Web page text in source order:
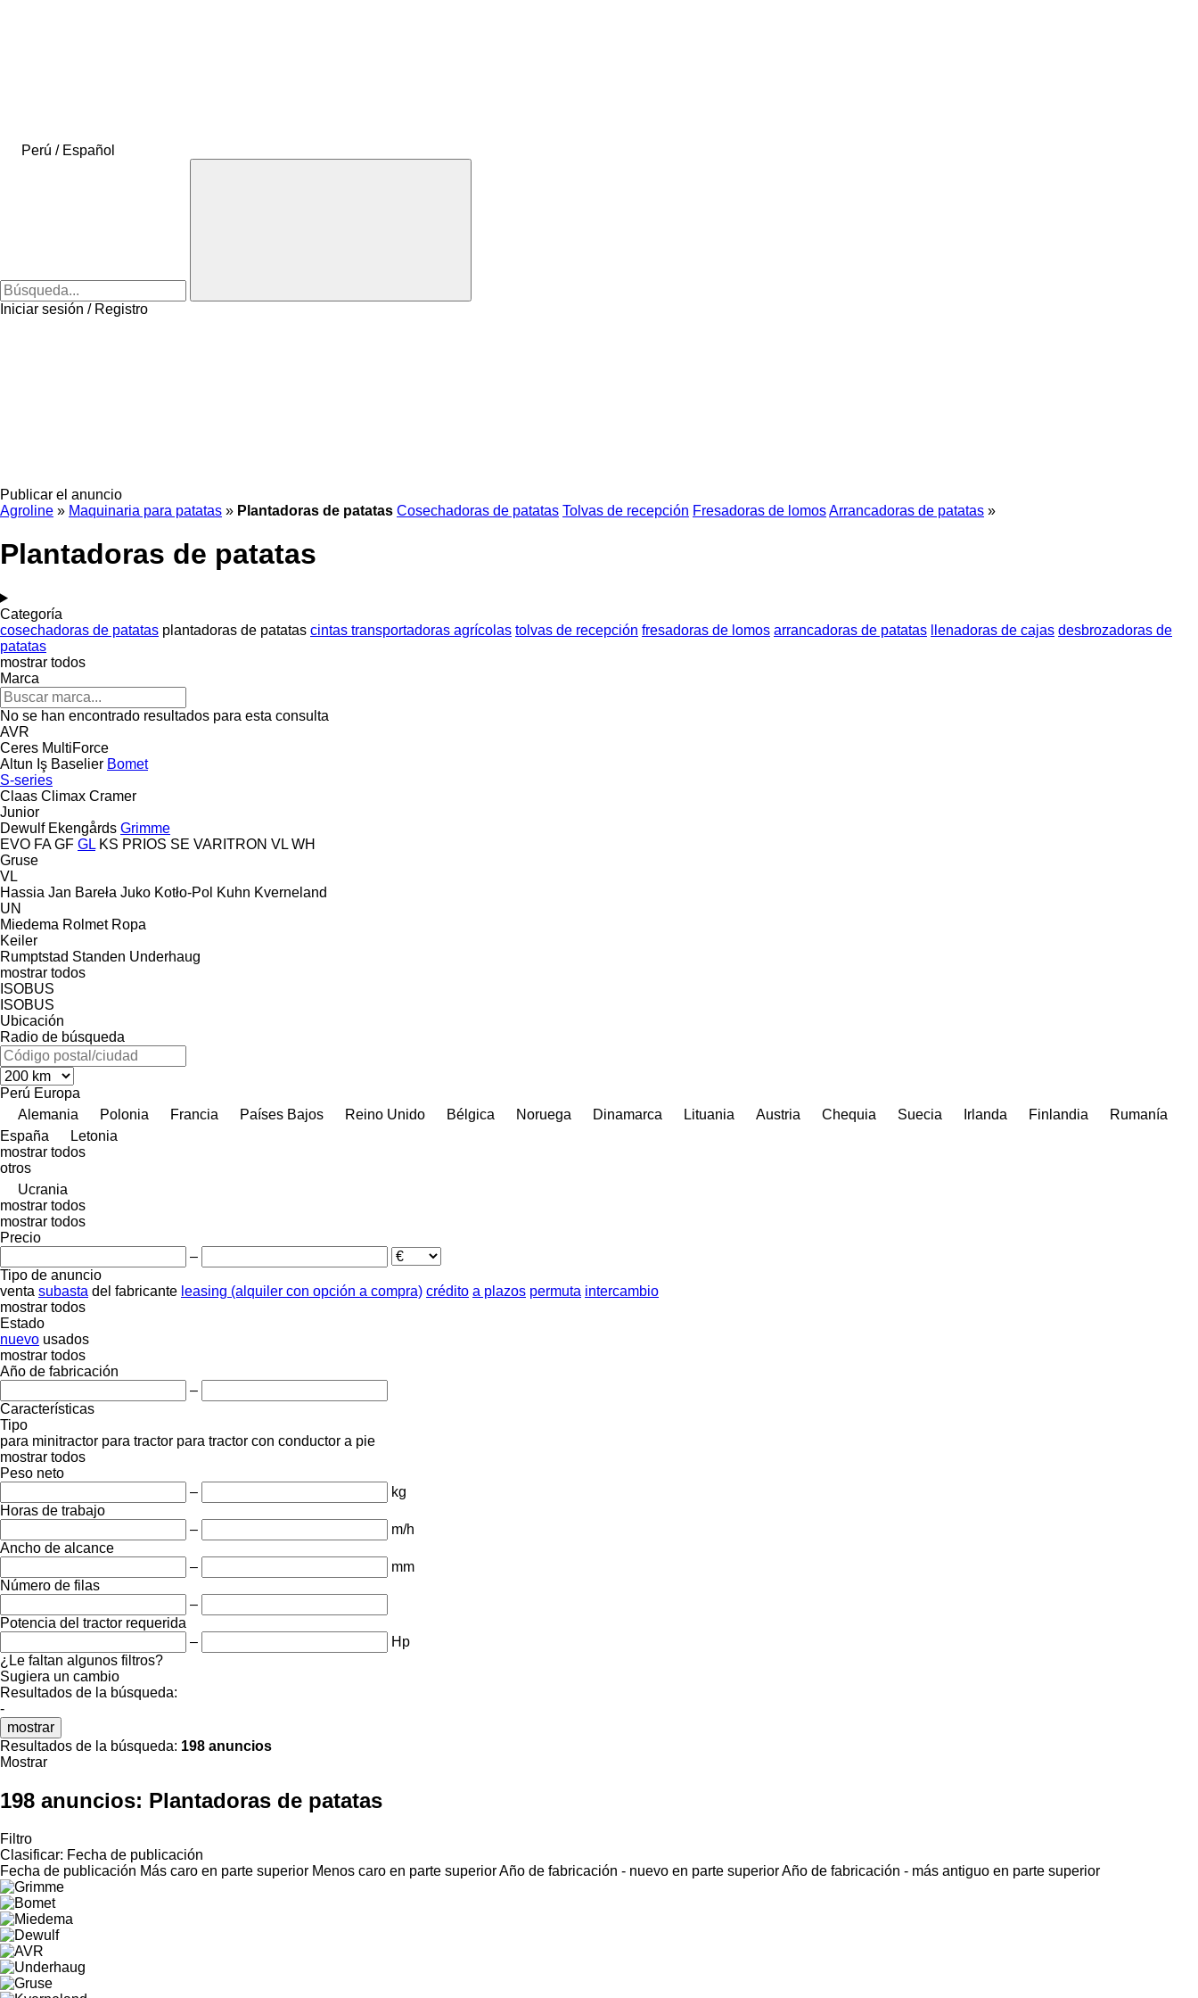
Perú / Español
Iniciar sesión / Registro
Publicar el anuncio
Agroline » Maquinaria para patatas » Plantadoras de patatas Cosechadoras de patatas Tolvas de recepción Fresadoras de lomosArrancadoras de patatas »
Plantadoras de patatas
Categoría
cosechadoras de patatas plantadoras de patatas cintas transportadoras agrícolas tolvas de recepción fresadoras de lomos arrancadoras de patatas llenadoras de cajas desbrozadoras de
patatas
mostrar todos
Marca
No se han encontrado resultados para esta consulta
AVR
Ceres MultiForce
Altun Iş Baselier Bomet
S-series
Claas Climax Cramer
Junior
Dewulf Ekengårds Grimme
EVO FA GF GL KS PRIOS SE VARITRON VL WH
Gruse
VL
Hassia Jan Bareła Juko Kotło-Pol Kuhn Kverneland
UN
Miedema Rolmet Ropa
Keiler
Rumptstad Standen Underhaug
mostrar todos
ISOBUS
ISOBUS
Ubicación
Radio de búsqueda
Perú Europa
Alemania
Polonia Francia Países Bajos Reino Unido Bélgica Noruega Dinamarca Lituania Austria Chequia Suecia Irlanda Finlandia
Rumanía
España
Letonia
mostrar todos
otros
Ucrania
mostrar todos
mostrar todos
Precio
–
Tipo de anuncio
venta subasta del fabricante leasing (alquiler con opción a compra) crédito a plazos permuta intercambio
mostrar todos
Estado
nuevo usados
mostrar todos
Año de fabricación
–
Características
Tipo
para minitractor para tractor para tractor con conductor a pie
mostrar todos
Peso neto
–
kg
Horas de trabajo
–
m/h
Ancho de alcance
–
mm
Número de filas
–
Potencia del tractor requerida
–
Hp
¿Le faltan algunos filtros?
Sugiera un cambio
Resultados de la búsqueda:
-
mostrar
Resultados de la búsqueda: 198 anuncios
Mostrar
198 anuncios: Plantadoras de patatas
Filtro
Clasificar: Fecha de publicación
Fecha de publicación Más caro en parte superior Menos caro en parte superiorAño de fabricación - nuevo en parte superiorAño de fabricación - más antiguo en parte superior